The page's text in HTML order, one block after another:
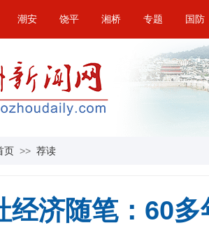
潮安 饶平 湘桥 专题 国防
页 >> 荐读
经济随笔：60